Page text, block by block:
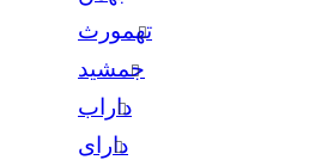
تهمورث
جمشید
داراب
دارای